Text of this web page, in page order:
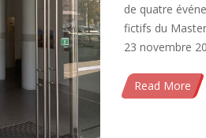
de quatre
fictifs du
23 novembre
Read More